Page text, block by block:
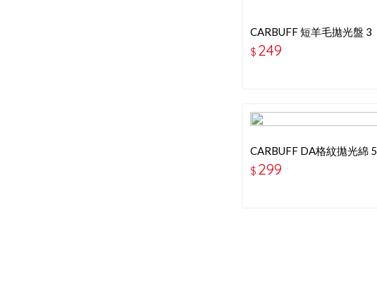
CARBUFF 短羊毛拋光盤 3
吋-細目-白色
$ 249
CARBUFF DA格紋拋光綿 5
吋-綠色-粗拋
$ 299